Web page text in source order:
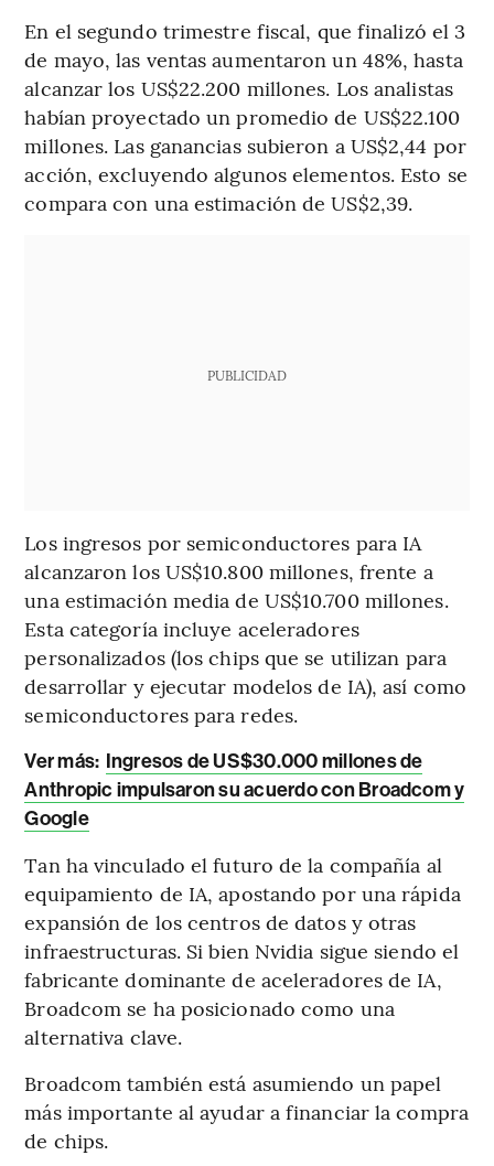
En el segundo trimestre fiscal, que finalizó el 3
de mayo, las ventas aumentaron un 48%, hasta
alcanzar los US$22.200 millones. Los analistas
habían proyectado un promedio de US$22.100
millones. Las ganancias subieron a US$2,44 por
acción, excluyendo algunos elementos. Esto se
compara con una estimación de US$2,39.
PUBLICIDAD
Los ingresos por semiconductores para IA
alcanzaron los US$10.800 millones, frente a
una estimación media de US$10.700 millones.
Esta categoría incluye aceleradores
personalizados (los chips que se utilizan para
desarrollar y ejecutar modelos de IA), así como
semiconductores para redes.
Ver más: Ingresos de US$30.000 millones de
Anthropic impulsaron su acuerdo con Broadcom y
Google
Tan ha vinculado el futuro de la compañía al
equipamiento de IA, apostando por una rápida
expansión de los centros de datos y otras
infraestructuras. Si bien Nvidia sigue siendo el
fabricante dominante de aceleradores de IA,
Broadcom se ha posicionado como una
alternativa clave.
Broadcom también está asumiendo un papel
más importante al ayudar a financiar la compra
de chips.